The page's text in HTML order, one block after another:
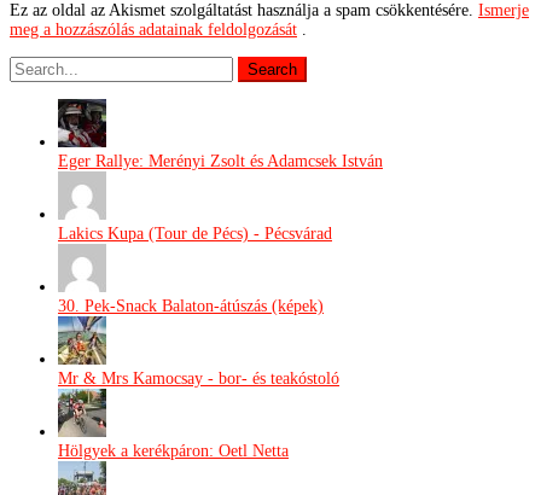
Ez az oldal az Akismet szolgáltatást használja a spam csökkentésére. Ismerje
meg a hozzászólás adatainak feldolgozását .
Eger Rallye: Merényi Zsolt és Adamcsek István
Lakics Kupa (Tour de Pécs) - Pécsvárad
30. Pek-Snack Balaton-átúszás (képek)
Mr & Mrs Kamocsay - bor- és teakóstoló
Hölgyek a kerékpáron: Oetl Netta